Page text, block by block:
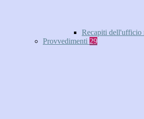
Recapiti dell'ufficio
Provvedimenti 29